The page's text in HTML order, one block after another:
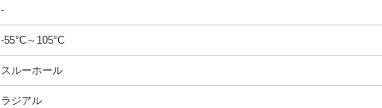
-
-55°C～105°C
スルーホール
ラジアル